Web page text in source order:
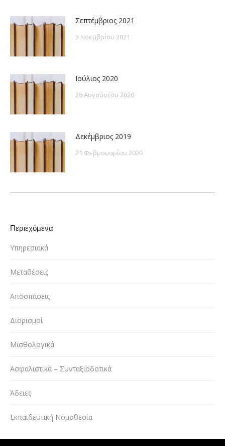
Σεπτέμβριος 2021
3 Νοεμβρίου 2021
Ιούλιος 2020
26 Αυγούστου 2020
Δεκέμβριος 2019
21 Φεβρουαρίου 2020
Περιεχόμενα
Υπηρεσιακά
Μεταθέσεις
Αποσπάσεις
Διορισμοί
Μισθολογικά
Ασφαλιστικά – Συνταξιοδοτικά
Άδειες
Εκπαιδευτική Νομοθεσία